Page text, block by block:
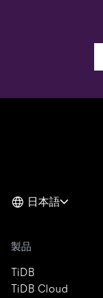
日本語
製品
TiDB
TiDB Cloud